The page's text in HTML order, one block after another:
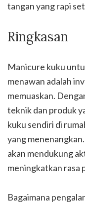
tangan yang rapi
Ringkasan
Manicure kuku
menawan adalah
memuaskan.
teknik dan produk
kuku sendiri di
yang
akan mendukung
meningkatkan rasa
Bagaimana